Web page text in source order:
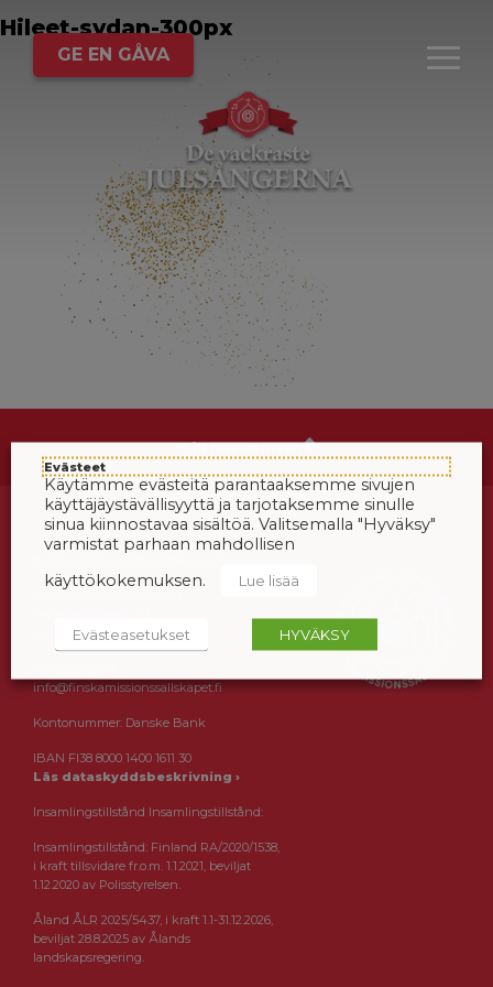
GE EN GÅVA
Hileet-sydan-300px
Till huvudmenyn
PB 56, 00241 HELSINGFORS
info@finskamissionssallskapet.fi
Kontonummer: Danske Bank
IBAN FI38 8000 1400 1611 30
Läs dataskyddsbeskrivning ›
Insamlingstillstånd Insamlingstillstånd:
Insamlingstillstånd: Finland RA/2020/1538,
i kraft tillsvidare fr.o.m. 1.1.2021, beviljat
1.12.2020 av Polisstyrelsen.
Åland ÅLR 2025/5437, i kraft 1.1-31.12.2026,
beviljat 28.8.2025 av Ålands
landskapsregering.
Evästeet
Käytämme evästeitä parantaaksemme sivujen
käyttäjäystävällisyyttä ja tarjotaksemme sinulle
sinua kiinnostavaa sisältöä. Valitsemalla "Hyväksy"
varmistat parhaan mahdollisen
käyttökokemuksen.
Lue lisää
Evästeasetukset HYVÄKSY